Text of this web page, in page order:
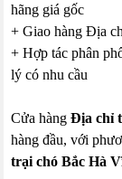
hãng giá gốc
+ Giao hàng Địa
+ Hợp tác phân
lý có nhu cầu
Cửa hàngĐịa chỉ
hàng đầu, với
trại chó Bắc Hà